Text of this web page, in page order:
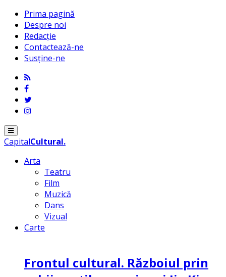
Prima pagină
Despre noi
Redacție
Contactează-ne
Susține-ne
Menu
CapitalCultural.
Arta
Teatru
Film
Muzică
Dans
Vizual
Carte
Frontul cultural. Războiul prin